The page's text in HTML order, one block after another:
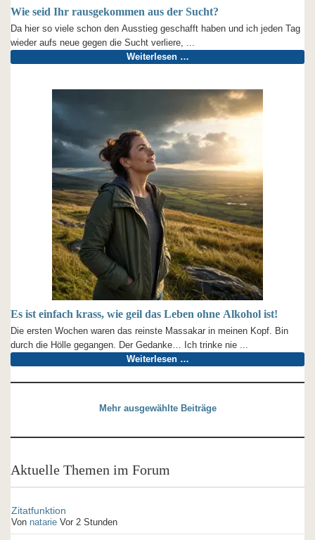
Wie seid Ihr rausgekommen aus der Sucht?
Da hier so viele schon den Ausstieg geschafft haben und ich jeden Tag
wieder aufs neue gegen die Sucht verliere, ...
Weiterlesen …
Es ist einfach krass, wie geil das Leben ohne Alkohol ist!
Die ersten Wochen waren das reinste Massakar in meinen Kopf. Bin
durch die Hölle gegangen. Der Gedanke… Ich trinke nie ...
Weiterlesen …
Mehr ausgewählte Beiträge
Aktuelle Themen im Forum
Zitatfunktion
Von natarie Vor 2 Stunden